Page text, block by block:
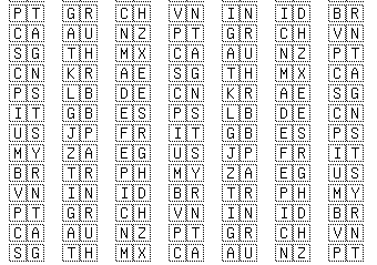
🇵🇹
🇬🇷 🇨🇭 🇻🇳 🇮🇳 🇮🇩 🇧🇷
🇨🇦
🇦🇺 🇳🇿 🇵🇹 🇬🇷 🇨🇭 🇻🇳
🇸🇬
🇹🇭 🇲🇽 🇨🇦 🇦🇺 🇳🇿 🇵🇹
🇨🇳
🇰🇷 🇦🇪 🇸🇬 🇹🇭 🇲🇽 🇨🇦
🇵🇸
🇱🇧 🇩🇪 🇨🇳 🇰🇷 🇦🇪 🇸🇬
🇮🇹
🇬🇧 🇪🇸 🇵🇸 🇱🇧 🇩🇪 🇨🇳
🇺🇸
🇯🇵 🇫🇷 🇮🇹 🇬🇧 🇪🇸 🇵🇸
🇲🇾
🇿🇦 🇪🇬 🇺🇸 🇯🇵 🇫🇷 🇮🇹
🇧🇷
🇹🇷 🇵🇭 🇲🇾 🇿🇦 🇪🇬 🇺🇸
🇻🇳
🇮🇳 🇮🇩 🇧🇷 🇹🇷 🇵🇭 🇲🇾
🇵🇹
🇬🇷 🇨🇭 🇻🇳 🇮🇳 🇮🇩 🇧🇷
🇨🇦
🇦🇺 🇳🇿 🇵🇹 🇬🇷 🇨🇭 🇻🇳
🇸🇬
🇹🇭 🇲🇽 🇨🇦 🇦🇺 🇳🇿 🇵🇹